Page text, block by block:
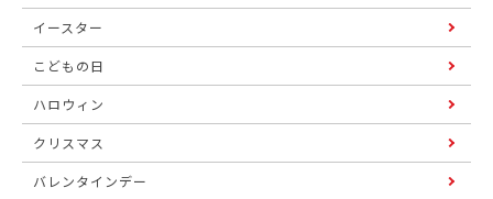
イースター
こどもの日
ハロウィン
クリスマス
バレンタインデー